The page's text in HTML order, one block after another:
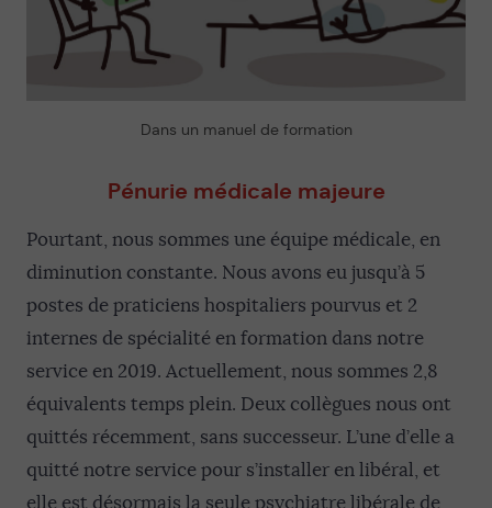
Dans un manuel de formation
Pénurie médicale majeure
Pourtant, nous sommes une équipe médicale, en
diminution constante. Nous avons eu jusqu’à 5
postes de praticiens hospitaliers pourvus et 2
internes de spécialité en formation dans notre
service en 2019. Actuellement, nous sommes 2,8
équivalents temps plein. Deux collègues nous ont
quittés récemment, sans successeur. L’une d’elle a
quitté notre service pour s’installer en libéral, et
elle est désormais la seule psychiatre libérale de